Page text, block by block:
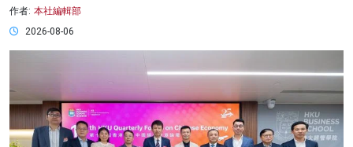
作者: 本社編輯部
2026-08-06